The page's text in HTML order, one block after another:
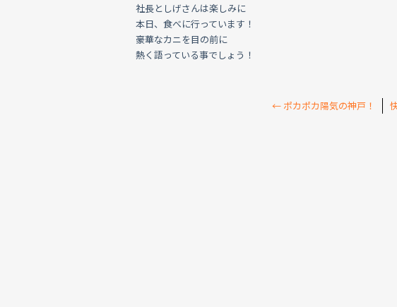
社長としげさんは楽しみに
本日、食べに行っています！
豪華なカニを目の前に
熱く語っている事でしょう！
← ポカポカ陽気の神戸！